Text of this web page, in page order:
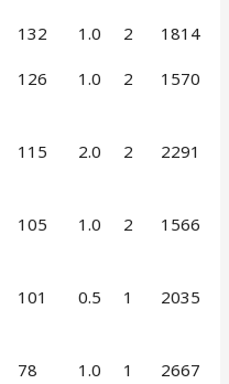
132 1.0 2 1814
126 1.0 2 1570
115 2.0 2 2291
105 1.0 2 1566
101 0.5 1 2035
78 1.0 1 2667